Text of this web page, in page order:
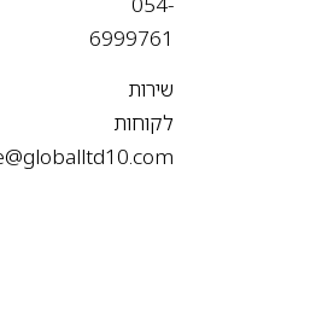
6999761
לקוחות
office@globalltd10.com